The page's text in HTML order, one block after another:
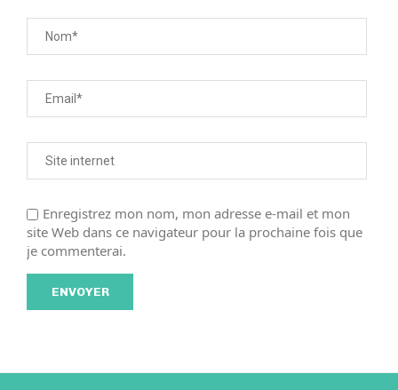
Enregistrez mon nom, mon adresse e-mail et mon
site Web dans ce navigateur pour la prochaine fois que
je commenterai.